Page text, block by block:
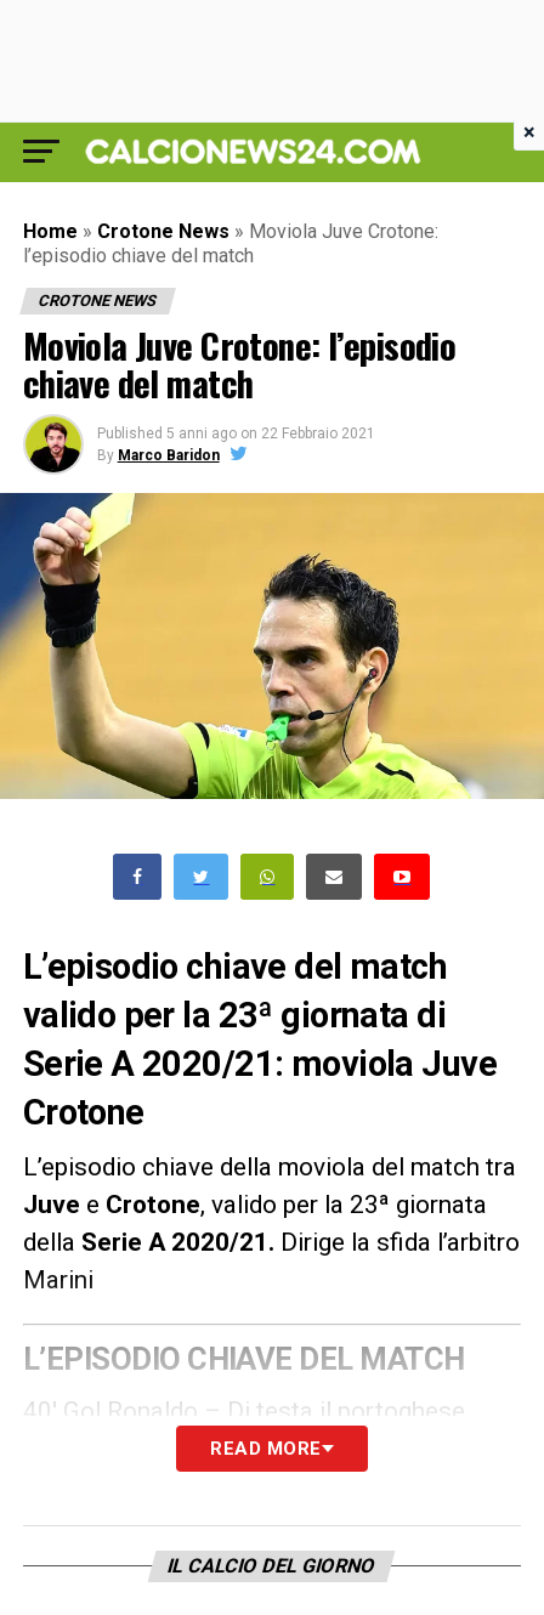
Home » Crotone News » Moviola Juve Crotone:
l’episodio chiave del match
CROTONE NEWS
Moviola Juve Crotone: l’episodio
chiave del match
Published 5 anni ago on 22 Febbraio 2021
By Marco Baridon
L’episodio chiave del match
valido per la 23ª giornata di
Serie A 2020/21: moviola Juve
Crotone
L’episodio chiave della moviola del match tra
Juve e Crotone, valido per la 23ª giornata
della Serie A 2020/21 . Dirige la sfida l’arbitro
Marini
L’EPISODIO CHIAVE DEL MATCH
40′ Gol Ronaldo – Di testa il portoghese
firma il vantaggio bianconero. Controllo del
convalidato.
READ MORE
IL CALCIO DEL GIORNO
×